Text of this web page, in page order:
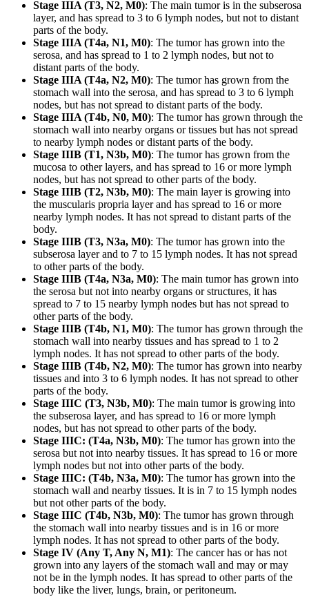
Stage IIIA (T3, N2, M0): The main tumor is in the subserosa
layer, and has spread to 3 to 6 lymph nodes, but not to distant
parts of the body.
Stage IIIA (T4a, N1, M0): The tumor has grown into the
serosa, and has spread to 1 to 2 lymph nodes, but not to
distant parts of the body.
Stage IIIA (T4a, N2, M0): The tumor has grown from the
stomach wall into the serosa, and has spread to 3 to 6 lymph
nodes, but has not spread to distant parts of the body.
Stage IIIA (T4b, N0, M0): The tumor has grown through the
stomach wall into nearby organs or tissues but has not spread
to nearby lymph nodes or distant parts of the body.
Stage IIIB (T1, N3b, M0): The tumor has grown from the
mucosa to other layers, and has spread to 16 or more lymph
nodes, but has not spread to other parts of the body.
Stage IIIB (T2, N3b, M0): The main layer is growing into
the muscularis propria layer and has spread to 16 or more
nearby lymph nodes. It has not spread to distant parts of the
body.
Stage IIIB (T3, N3a, M0): The tumor has grown into the
subserosa layer and to 7 to 15 lymph nodes. It has not spread
to other parts of the body.
Stage IIIB (T4a, N3a, M0): The main tumor has grown into
the serosa but not into nearby organs or structures, it has
spread to 7 to 15 nearby lymph nodes but has not spread to
other parts of the body.
Stage IIIB (T4b, N1, M0): The tumor has grown through the
stomach wall into nearby tissues and has spread to 1 to 2
lymph nodes. It has not spread to other parts of the body.
Stage IIIB (T4b, N2, M0): The tumor has grown into nearby
tissues and into 3 to 6 lymph nodes. It has not spread to other
parts of the body.
Stage IIIC (T3, N3b, M0): The main tumor is growing into
the subserosa layer, and has spread to 16 or more lymph
nodes, but has not spread to other parts of the body.
Stage IIIC: (T4a, N3b, M0): The tumor has grown into the
serosa but not into nearby tissues. It has spread to 16 or more
lymph nodes but not into other parts of the body.
Stage IIIC: (T4b, N3a, M0): The tumor has grown into the
stomach wall and nearby tissues. It is in 7 to 15 lymph nodes
but not other parts of the body.
Stage IIIC (T4b, N3b, M0): The tumor has grown through
the stomach wall into nearby tissues and is in 16 or more
lymph nodes. It has not spread to other parts of the body.
Stage IV (Any T, Any N, M1): The cancer has or has not
grown into any layers of the stomach wall and may or may
not be in the lymph nodes. It has spread to other parts of the
body like the liver, lungs, brain, or peritoneum.